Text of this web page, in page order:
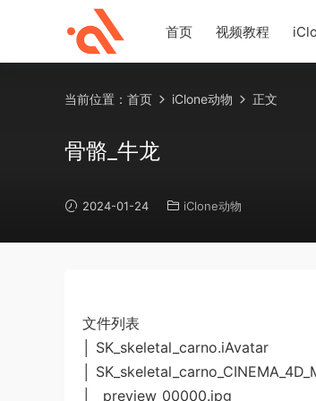
首页 视频教程
当前位置： 首页 iClone动物 正文
骨骼_牛龙
2024-01-24 iClone动物
文件列表
│ SK_skeletal_carno.iAvatar
│
│ _preview_00000.jpg